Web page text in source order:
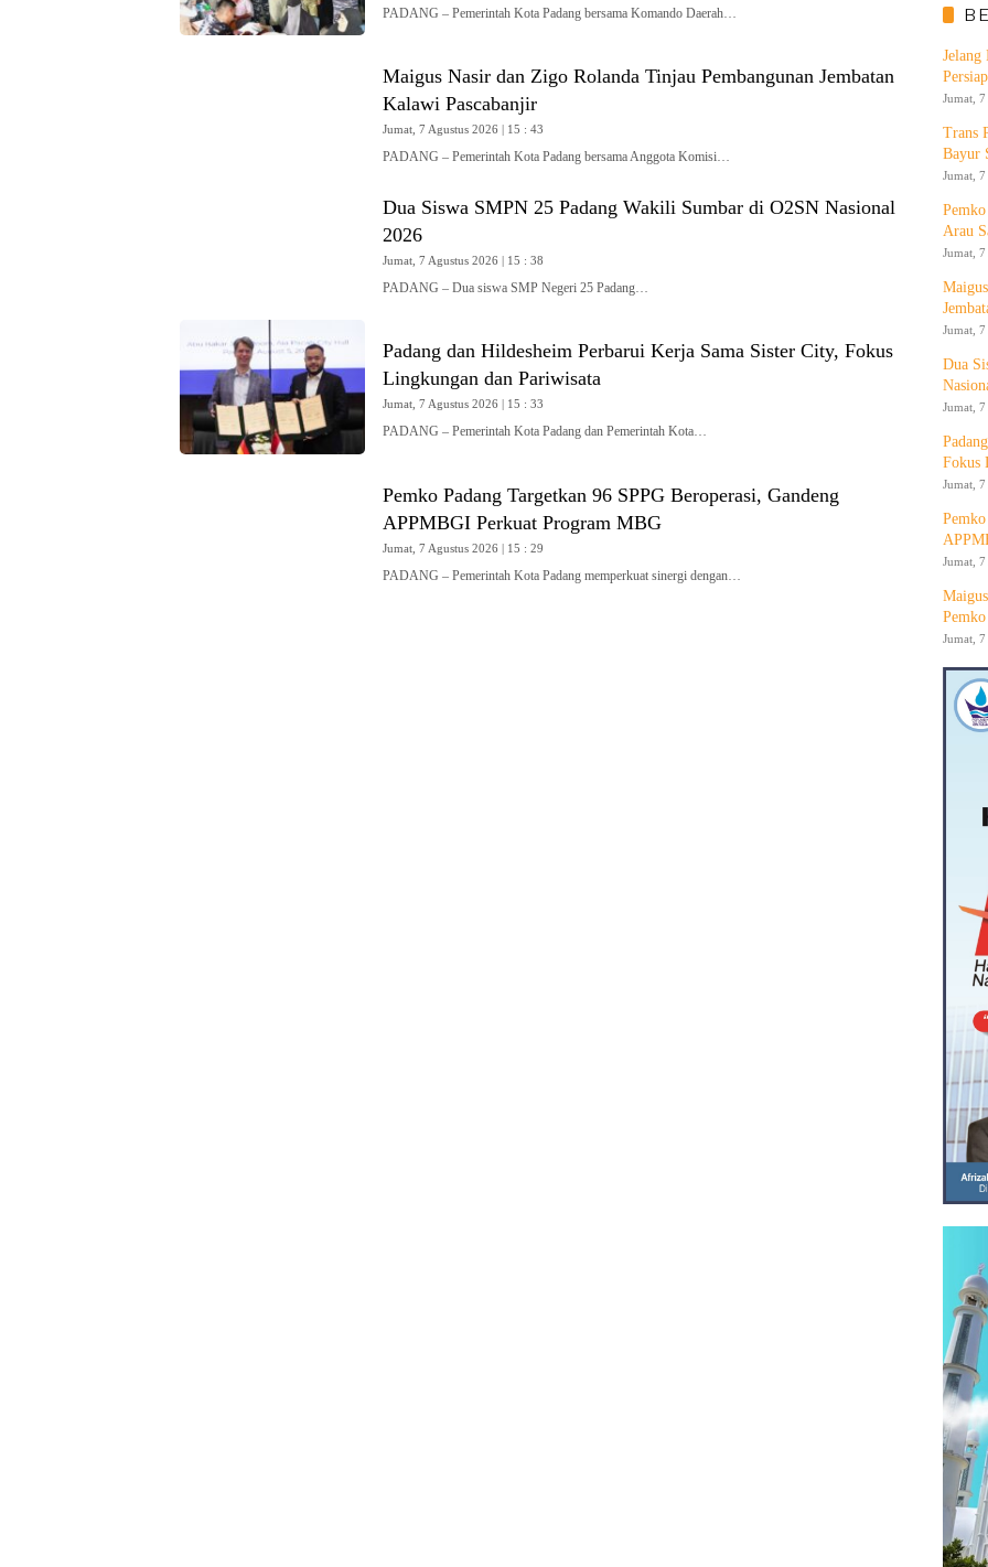
PADANG – Pemerintah Kota Padang bersama Komando Daerah…
Maigus Nasir dan Zigo Rolanda Tinjau Pembangunan Jembatan
Kalawi Pascabanjir
Jumat, 7 Agustus 2026 | 15 : 43
PADANG – Pemerintah Kota Padang bersama Anggota Komisi…
Dua Siswa SMPN 25 Padang Wakili Sumbar di O2SN Nasional
2026
Jumat, 7 Agustus 2026 | 15 : 38
PADANG – Dua siswa SMP Negeri 25 Padang…
Padang dan Hildesheim Perbarui Kerja Sama Sister City, Fokus
Lingkungan dan Pariwisata
Jumat, 7 Agustus 2026 | 15 : 33
PADANG – Pemerintah Kota Padang dan Pemerintah Kota…
Pemko Padang Targetkan 96 SPPG Beroperasi, Gandeng
APPMBGI Perkuat Program MBG
Jumat, 7 Agustus 2026 | 15 : 29
PADANG – Pemerintah Kota Padang memperkuat sinergi dengan…
Jelang
Jumat,
Trans
Bayur
Jumat,
Arau
Jumat,
Jumat,
Dua
Jumat,
Fokus
Jumat,
Jumat,
Jumat,